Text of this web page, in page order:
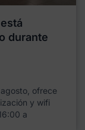
durante
ofrece
y wifi
a